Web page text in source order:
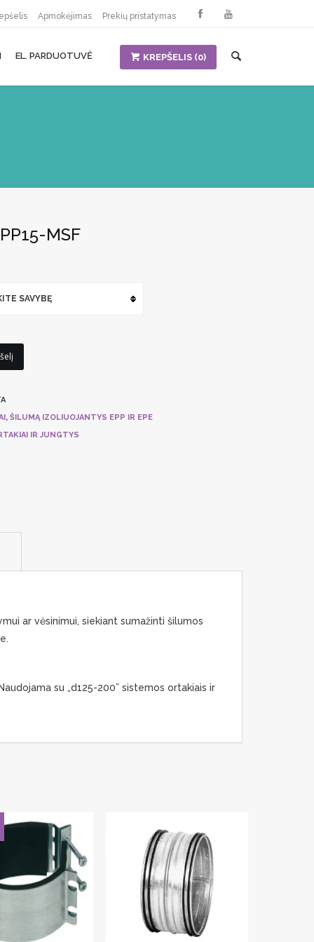
Apmokėjimas Prekių pristatymas
EL. PARDUOTUVĖ KREPŠELIS (0)
MSF
SAVYBĘ
, ŠILUMĄ IZOLIUOJANTYS EPP IR EPE
IR JUNGTYS
ar vėsinimui, siekiant sumažinti šilumos
su „d125-200” sistemos ortakiais ir